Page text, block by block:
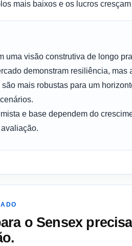
mais baixos e os lucros
uma visão construtiva de longo
demonstram resiliência,
mais robustas para um
e base dependem do
o Sensex